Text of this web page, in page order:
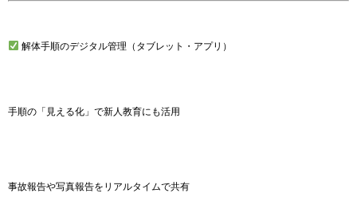
解体手順のデジタル管理（タブレット・アプリ）
手順の「見える化」で新人教育にも活用
事故報告や写真報告をリアルタイムで共有